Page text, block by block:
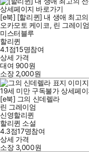
상세페이지 바로가기
[e북] [할리퀸] 내 생애 최고
오카모토 케이코, 린 그레이엄
미스터블루
할리퀸
4.1점15명참여
상세 가격
대여 900원
소장 2,000원
19세 미만 구독불가 상세페
[e북] 그의 신데렐라
린 그레이엄
신영할리퀸
할리퀸 소설
4.3점17명참여
상세 가격
소장 3,000원